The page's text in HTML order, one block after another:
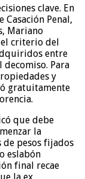
clave. En
Casación Penal,
Mariano
el criterio del
entre
decomiso. Para
y
gratuitamente
que debe
la
de pesos fijados
eslabón
final recae
la ex